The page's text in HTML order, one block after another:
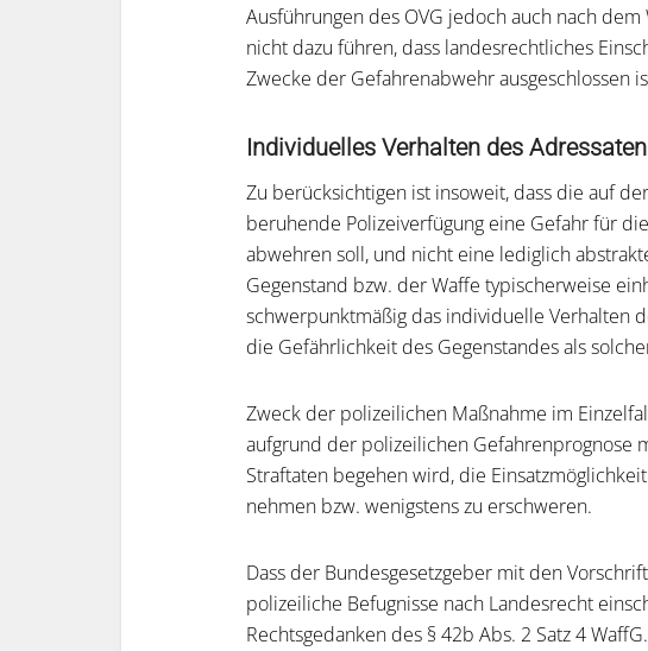
Ausführungen des OVG jedoch auch nach
nicht dazu führen, dass landesrechtliches
Zwecke der Gefahrenabwehr ausgeschlossen
Individuelles Verhalten des
Zu berücksichtigen ist insoweit, dass die auf
beruhende Polizeiverfügung eine Gefahr für
abwehren soll, und nicht eine lediglich
Gegenstand bzw. der Waffe typischerweise
schwerpunktmäßig das individuelle Verhalten
die Gefährlichkeit des Gegenstandes als
Zweck der polizeilichen Maßnahme im
aufgrund der polizeilichen Gefahrenprognose
Straftaten begehen wird, die
nehmen bzw. wenigstens zu erschweren.
Dass der Bundesgesetzgeber mit den
polizeiliche Befugnisse nach Landesrecht
Rechtsgedanken des § 42b Abs. 2 Satz 4